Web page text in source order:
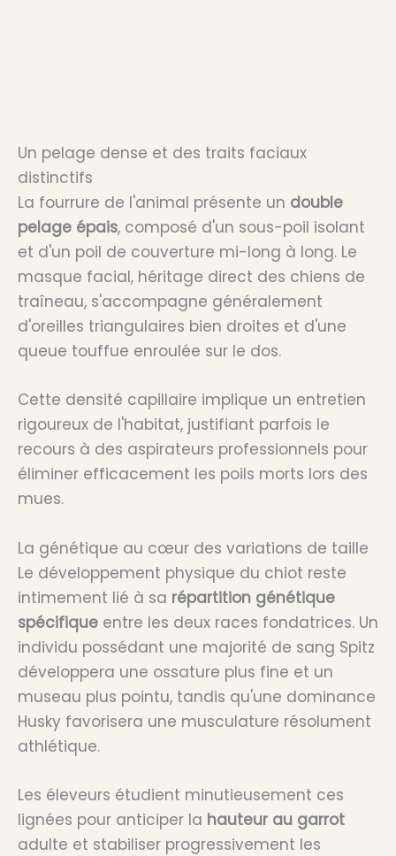
Un pelage dense et des traits faciaux
distinctifs
La fourrure de l'animal présente un double
pelage épais, composé d'un sous-poil isolant
et d'un poil de couverture mi-long à long. Le
masque facial, héritage direct des chiens de
traîneau, s'accompagne généralement
d'oreilles triangulaires bien droites et d'une
queue touffue enroulée sur le dos.
Cette densité capillaire implique un entretien
rigoureux de l'habitat, justifiant parfois le
recours à des aspirateurs professionnels pour
éliminer efficacement les poils morts lors des
mues.
La génétique au cœur des variations de taille
Le développement physique du chiot reste
intimement lié à sa répartition génétique
spécifique entre les deux races fondatrices. Un
individu possédant une majorité de sang Spitz
développera une ossature plus fine et un
museau plus pointu, tandis qu'une dominance
Husky favorisera une musculature résolument
athlétique.
Les éleveurs étudient minutieusement ces
lignées pour anticiper la hauteur au garrot
adulte et stabiliser progressivement les